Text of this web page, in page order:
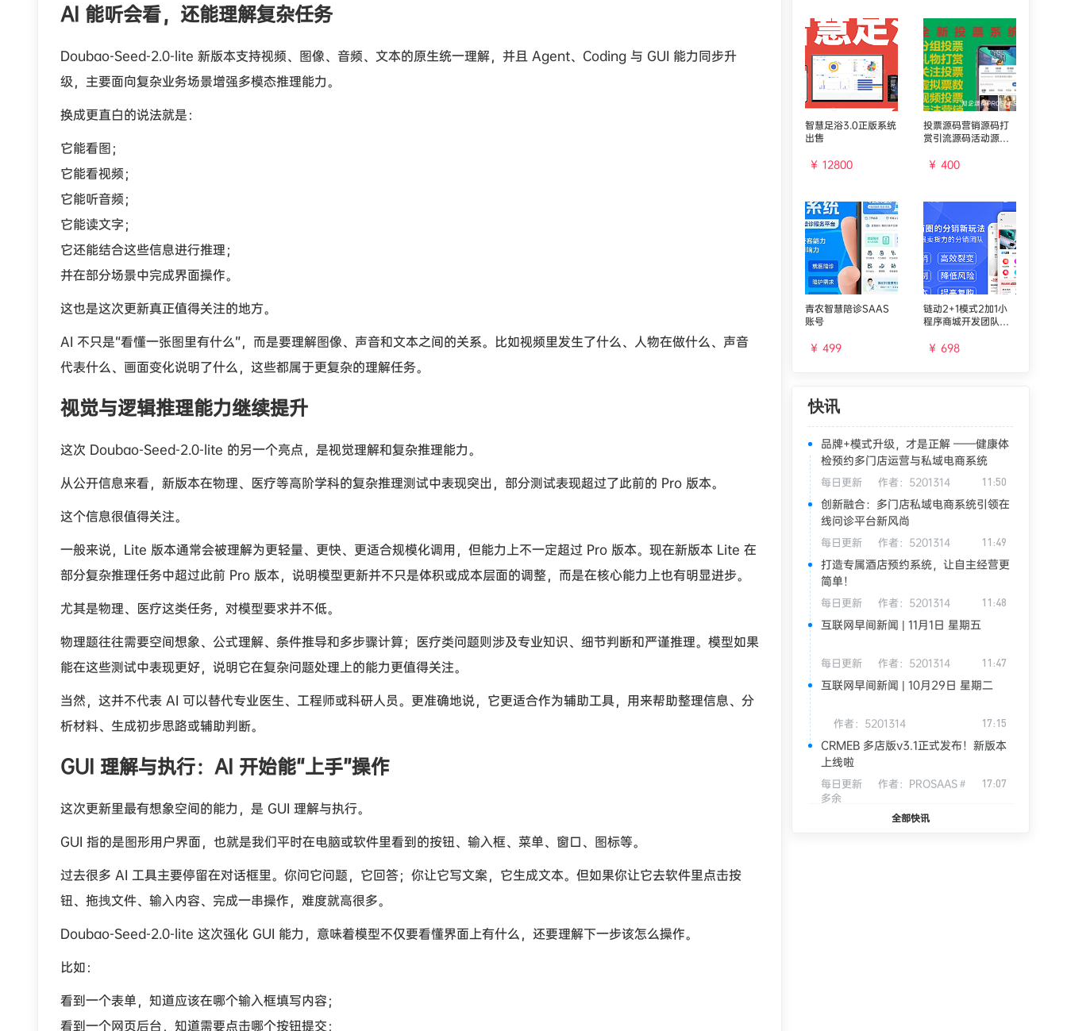
AI 能听会看，还能理解复杂任务
Doubao-Seed-2.0-lite 新版本支持视频、图像、音频、文本的原生统一理解，并且 Agent、Coding 与 GUI 能力同步升
级，主要面向复杂业务场景增强多模态推理能力。
换成更直白的说法就是：
它能看图；
它能看视频；
它能听音频；
它能读文字；
它还能结合这些信息进行推理；
并在部分场景中完成界面操作。
这也是这次更新真正值得关注的地方。
AI 不只是“看懂一张图里有什么”，而是要理解图像、声音和文本之间的关系。比如视频里发生了什么、人物在做什么、声音
代表什么、画面变化说明了什么，这些都属于更复杂的理解任务。
视觉与逻辑推理能力继续提升
这次 Doubao-Seed-2.0-lite 的另一个亮点，是视觉理解和复杂推理能力。
从公开信息来看，新版本在物理、医疗等高阶学科的复杂推理测试中表现突出，部分测试表现超过了此前的 Pro 版本。
这个信息很值得关注。
一般来说，Lite 版本通常会被理解为更轻量、更快、更适合规模化调用，但能力上不一定超过 Pro 版本。现在新版本 Lite 在
部分复杂推理任务中超过此前 Pro 版本，说明模型更新并不只是体积或成本层面的调整，而是在核心能力上也有明显进步。
尤其是物理、医疗这类任务，对模型要求并不低。
物理题往往需要空间想象、公式理解、条件推导和多步骤计算；医疗类问题则涉及专业知识、细节判断和严谨推理。模型如果
能在这些测试中表现更好，说明它在复杂问题处理上的能力更值得关注。
当然，这并不代表 AI 可以替代专业医生、工程师或科研人员。更准确地说，它更适合作为辅助工具，用来帮助整理信息、分
析材料、生成初步思路或辅助判断。
GUI 理解与执行：AI 开始能“上手”操作
这次更新里最有想象空间的能力，是 GUI 理解与执行。
GUI 指的是图形用户界面，也就是我们平时在电脑或软件里看到的按钮、输入框、菜单、窗口、图标等。
过去很多 AI 工具主要停留在对话框里。你问它问题，它回答；你让它写文案，它生成文本。但如果你让它去软件里点击按
钮、拖拽文件、输入内容、完成一串操作，难度就高很多。
Doubao-Seed-2.0-lite 这次强化 GUI 能力，意味着模型不仅要看懂界面上有什么，还要理解下一步该怎么操作。
比如：
看到一个表单，知道应该在哪个输入框填写内容；
看到一个网页后台，知道需要点击哪个按钮提交；
智慧足浴3.0正版系统
出售
￥ 12800
投票源码营销源码打
赏引流源码活动源码
码投票系统
￥ 400
青农智慧陪诊SAAS
账号
￥ 499
链动2+1模式2加1小
程序商城开发团队分
权分红
￥ 698
快讯
品牌+模式升级，才是正解 ——健康体
检预约多门店运营与私域电商系统
每日更新 作者： 5201314 11:50
创新融合：多门店私域电商系统引领在
线问诊平台新风尚
每日更新 作者： 5201314 11:49
打造专属酒店预约系统，让自主经营更
简单！
每日更新 作者： 5201314 11:48
互联网早间新闻 | 11月1日 星期五
每日更新 作者： 5201314 11:47
互联网早间新闻 | 10月29日 星期二
作者： 5201314 17:15
CRMEB 多店版v3.1正式发布！新版本
上线啦
每日更新 作者： PROSAAS＃
多余
17:07
全部快讯